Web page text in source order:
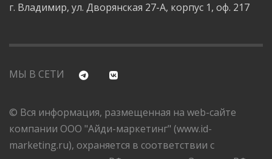
г. Владимир, ул. Дворянская 27-А, корпус 1, оф. 217
МЫ В СЕТИ
© Вся информация, размещенная на web-сайте
компании ООО "Айди-маркетинг" (www.id-
marketing.ru), охраняется в соответствии с